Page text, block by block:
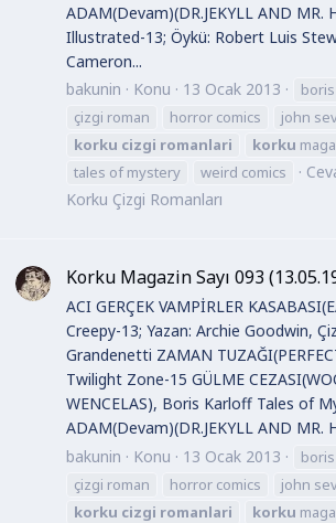
ADAM(Devam)(DR.JEKYLL AND MR.
Illustrated-13; Öykü: Robert Luis
Cameron...
bakunin
Konu 13 Ocak 2013
çizgi roman
horror comics
john
korku cizgi romanlari korku
tales of mystery
weird comics
Korku Çizgi Romanları
Korku Magazin Sayı 093
ACI GERÇEK VAMPİRLER
Creepy-13; Yazan: Archie Goodwin,
Grandenetti ZAMAN
Twilight Zone-15 GÜLME
WENCELAS), Boris Karloff Tales of
ADAM(Devam)(DR.JEKYLL AND MR.
bakunin
Konu 13 Ocak 2013
çizgi roman
horror comics
john
korku cizgi romanlari korku